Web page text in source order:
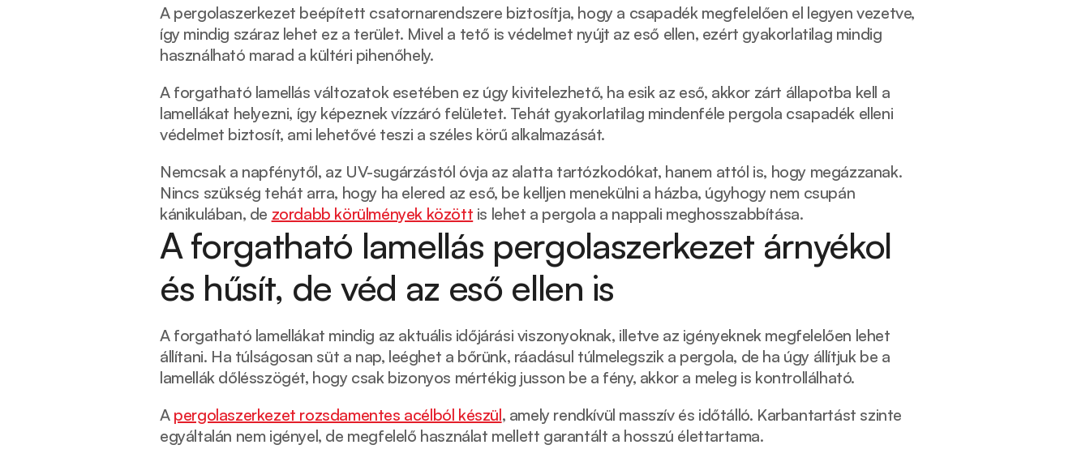
A pergolaszerkezet beépített csatornarendszere biztosítja, hogy a csapadék megfelelően el legyen vezetve,
így mindig száraz lehet ez a terület. Mivel a tető is védelmet nyújt az eső ellen, ezért gyakorlatilag mindig
használható marad a kültéri pihenőhely.
A forgatható lamellás változatok esetében ez úgy kivitelezhető, ha esik az eső, akkor zárt állapotba kell a
lamellákat helyezni, így képeznek vízzáró felületet. Tehát gyakorlatilag mindenféle pergola csapadék elleni
védelmet biztosít, ami lehetővé teszi a széles körű alkalmazását.
Nemcsak a napfénytől, az UV-sugárzástól óvja az alatta tartózkodókat, hanem attól is, hogy megázzanak.
Nincs szükség tehát arra, hogy ha elered az eső, be kelljen menekülni a házba, úgyhogy nem csupán
kánikulában, de zordabb körülmények között is lehet a pergola a nappali meghosszabbítása.
A forgatható lamellás pergolaszerkezet árnyékol
és hűsít, de véd az eső ellen is
A forgatható lamellákat mindig az aktuális időjárási viszonyoknak, illetve az igényeknek megfelelően lehet
állítani. Ha túlságosan süt a nap, leéghet a bőrünk, ráadásul túlmelegszik a pergola, de ha úgy állítjuk be a
lamellák dőlésszögét, hogy csak bizonyos mértékig jusson be a fény, akkor a meleg is kontrollálható.
A pergolaszerkezet rozsdamentes acélból készül, amely rendkívül masszív és időtálló. Karbantartást szinte
egyáltalán nem igényel, de megfelelő használat mellett garantált a hosszú élettartama.